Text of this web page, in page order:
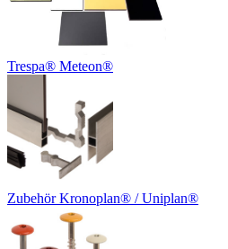
Trespa® Meteon®
Zubehör Kronoplan® / Uniplan®